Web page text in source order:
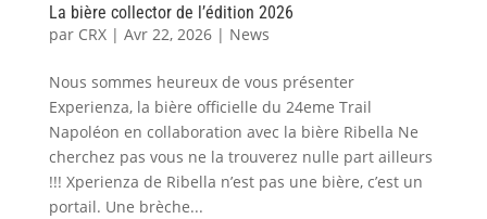
La bière collector de l’édition 2026
par CRX| Avr 22, 2026| News
Nous sommes heureux de vous présenter
Experienza, la bière officielle du 24eme Trail
Napoléon en collaboration avec la bière Ribella Ne
cherchez pas vous ne la trouverez nulle part ailleurs
!!! Xperienza de Ribella n’est pas une bière, c’est un
portail. Une brèche...